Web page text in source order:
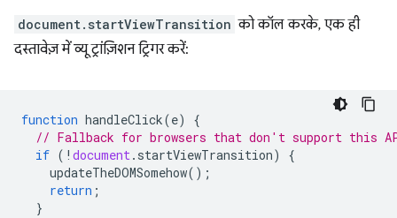
document.startViewTransition को कॉल करके, एक ही
दस्तावेज़ में व्यू ट्रांज़िशन ट्रिगर करें:
function handleClick(e)
{
// Fallback for browsers that don't support this
if ( ! document. startViewTransition)
{
updateTheDOMSomehow();
return ;
}